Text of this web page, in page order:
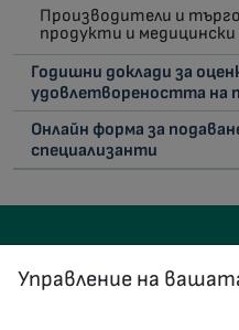
Производители и
продукти и медицински
Годишни доклади за
удовлетвореността на
Онлайн форма за
специализанти
Управление на